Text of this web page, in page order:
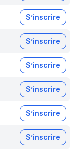
S’inscrire
S’inscrire
S’inscrire
S’inscrire
S’inscrire
S’inscrire